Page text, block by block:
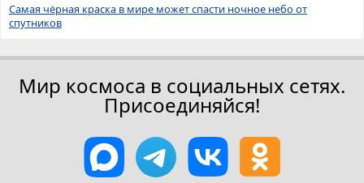
Самая чёрная краска в мире может спасти ночное небо от
спутников
Мир космоса в социальных сетях.
Присоединяйся!